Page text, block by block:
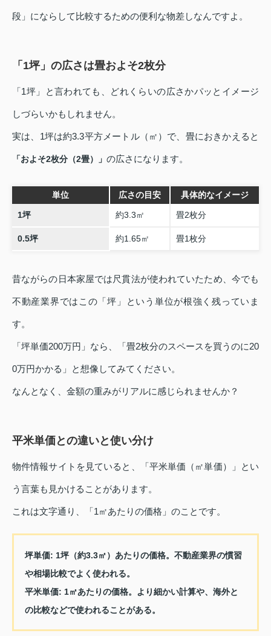
段」にならして比較するための便利な物差しなんですよ。
「1坪」の広さは畳およそ2枚分
「1坪」と言われても、どれくらいの広さかパッとイメージ
しづらいかもしれません。
実は、1坪は約3.3平方メートル（㎡）で、畳におきかえると
「およそ2枚分（2畳）」 の広さになります。
単位 広さの目安 具体的なイメージ
1坪 約3.3㎡ 畳2枚分
0.5坪 約1.65㎡ 畳1枚分
昔ながらの日本家屋では尺貫法が使われていたため、今でも
不動産業界ではこの「坪」という単位が根強く残っていま
す。
「坪単価200万円」なら、「畳2枚分のスペースを買うのに20
0万円かかる」と想像してみてください。
なんとなく、金額の重みがリアルに感じられませんか？
平米単価との違いと使い分け
物件情報サイトを見ていると、「平米単価（㎡単価）」とい
う言葉も見かけることがあります。
これは文字通り、「1㎡あたりの価格」のことです。
坪単価: 1坪（約3.3㎡）あたりの価格。不動産業界の慣習
や相場比較でよく使われる。
平米単価: 1㎡あたりの価格。より細かい計算や、海外と
の比較などで使われることがある。